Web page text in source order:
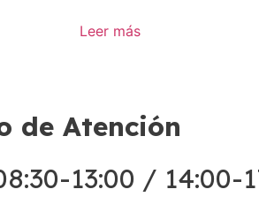
Leer más
de Atención
13:00 / 14:00-